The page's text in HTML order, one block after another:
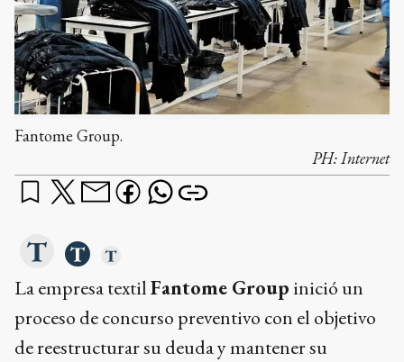
Fantome Group.
PH:Internet
La empresa textilFantome Group inició un
proceso de concurso preventivo con el objetivo
de reestructurar su deuda y mantener su